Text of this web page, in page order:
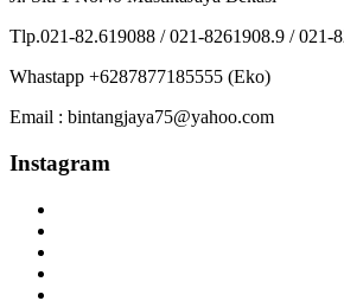
Tlp.021-82.619088 / 021-8261908.9 / 021-
Whastapp +6287877185555 (Eko)
Email : bintangjaya75@yahoo.com
Instagram